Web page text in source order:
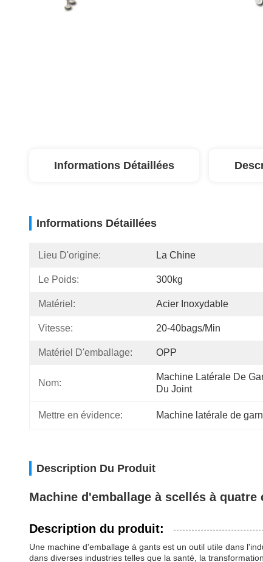
Informations Détaillées
Informations Détaillées
Lieu D'origine: La Chine
Le Poids: 300kg
Matériel: Acier Inoxydable
Vitesse: 20-40bags/min
Matériel D'emballage: OPP
Nom:
Machine Latérale De
Du Joint
Mettre en évidence: Machine latérale de
Description Du Produit
Machine d'emballage à scellés à
Description du produit:
Une machine d'emballage à gants est un outil utile dans
dans diverses industries telles que la santé, la